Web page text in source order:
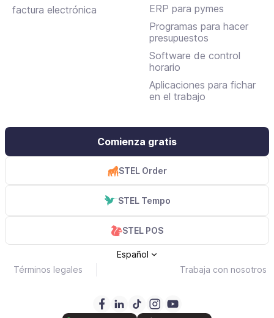
factura electrónica
ERP para pymes
Programas para hacer
presupuestos
Software de control
horario
Aplicaciones para fichar
en el trabajo
Comienza gratis
STEL Order
STEL Tempo
STEL POS
Términos legales Trabaja con nosotros
Español